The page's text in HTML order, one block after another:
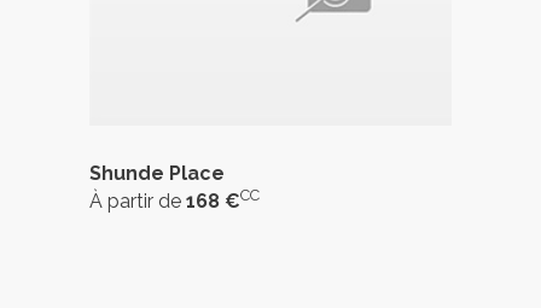
Shunde Place
À partir de 168 €CC